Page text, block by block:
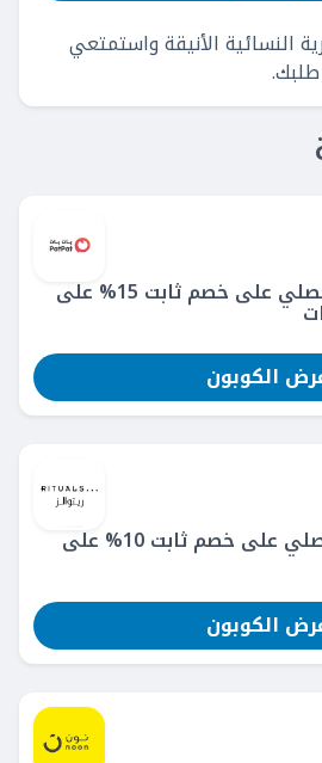
النسائية الأنيقة واستمتعي
كود خصم بات بات: احصلي على خصم ثابت 15% على
الكوبون
كود خصم ريتوالز: احصلي على خصم ثابت 10% على
الكوبون